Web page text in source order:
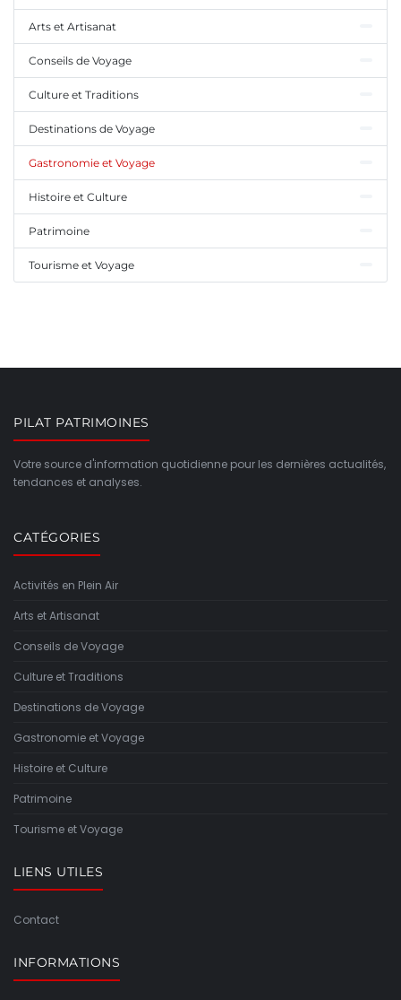
Arts et Artisanat
Conseils de Voyage
Culture et Traditions
Destinations de Voyage
Gastronomie et Voyage
Histoire et Culture
Patrimoine
Tourisme et Voyage
PILAT PATRIMOINES
Votre source d'information quotidienne pour les dernières actualités,
tendances et analyses.
CATÉGORIES
Activités en Plein Air
Arts et Artisanat
Conseils de Voyage
Culture et Traditions
Destinations de Voyage
Gastronomie et Voyage
Histoire et Culture
Patrimoine
Tourisme et Voyage
LIENS UTILES
Contact
INFORMATIONS